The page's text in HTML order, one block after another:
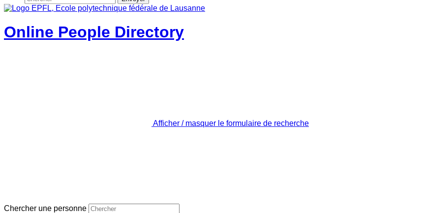
Online People Directory
Afficher / masquer le formulaire de recherche
Chercher une personne